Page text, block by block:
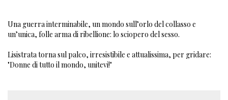
Una guerra interminabile, un mondo sull’orlo del collasso e
un’unica, folle arma di ribellione: lo sciopero del sesso.
Lisistrata torna sul palco, irresistibile e attualissima, per gridare:
"Donne di tutto il mondo, unitevi!"